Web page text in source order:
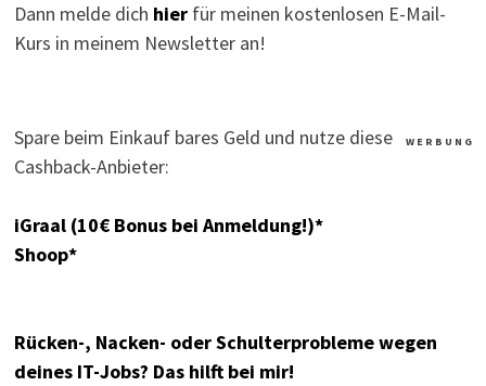
Dann melde dich hierfür meinen kostenlosen E-Mail-
Kurs in meinem Newsletter an!
W E R B U N G
Spare beim Einkauf bares Geld und nutze diese
Cashback-Anbieter:
iGraal (10€ Bonus bei Anmeldung!)*
Shoop*
Rücken-, Nacken- oder Schulterprobleme wegen
deines IT-Jobs? Das hilft bei mir!